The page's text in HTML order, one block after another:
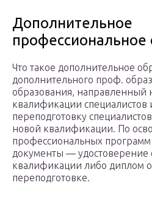
Дополнительное
профессиональное
Что такое дополнительное
дополнительного проф.
образования,
квалификации
переподготовку
новой квалификации. По
профессиональных программ
документы —
квалификации либо диплом
переподготовке.